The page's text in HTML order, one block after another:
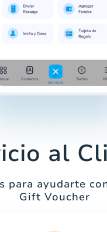
al
para ayudarte
Gift Voucher